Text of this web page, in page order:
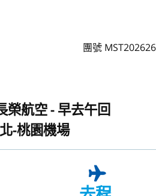
團號
榮航空 早去午回
-桃園機場